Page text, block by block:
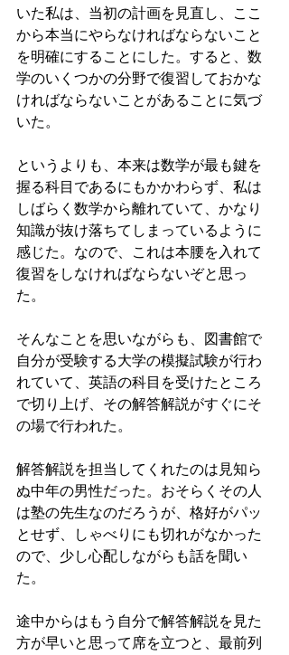
いた私は、当初の計画を見直し、ここ
から本当にやらなければならないこと
を明確にすることにした。すると、数
学のいくつかの分野で復習しておかな
ければならないことがあることに気づ
いた。
というよりも、本来は数学が最も鍵を
握る科目であるにもかかわらず、私は
しばらく数学から離れていて、かなり
知識が抜け落ちてしまっているように
感じた。なので、これは本腰を入れて
復習をしなければならないぞと思っ
た。
そんなことを思いながらも、図書館で
自分が受験する大学の模擬試験が行わ
れていて、英語の科目を受けたところ
で切り上げ、その解答解説がすぐにそ
の場で行われた。
解答解説を担当してくれたのは見知ら
ぬ中年の男性だった。おそらくその人
は塾の先生なのだろうが、格好がパッ
とせず、しゃべりにも切れがなかった
ので、少し心配しながらも話を聞い
た。
途中からはもう自分で解答解説を見た
方が早いと思って席を立つと、最前列